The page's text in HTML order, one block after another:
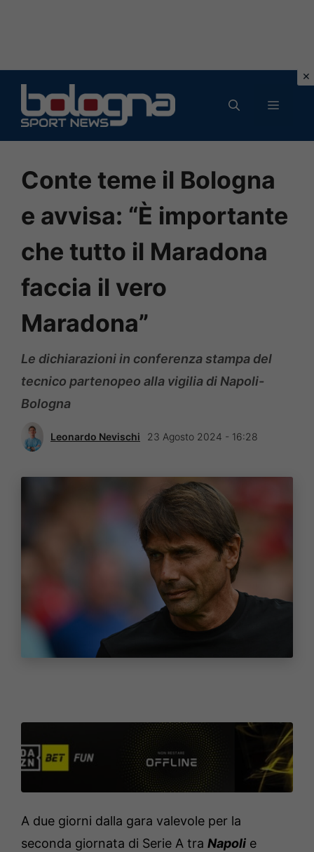
contenuto
MENU
Conte teme il Bologna
e avvisa: “È importante
che tutto il Maradona
faccia il vero
Maradona”
Le dichiarazioni in conferenza stampa del
tecnico partenopeo alla vigilia di Napoli-
Bologna
Leonardo Nevischi 23 Agosto 2024 - 16:28
A due giorni dalla gara valevole per la
seconda giornata di Serie A tra Napoli e